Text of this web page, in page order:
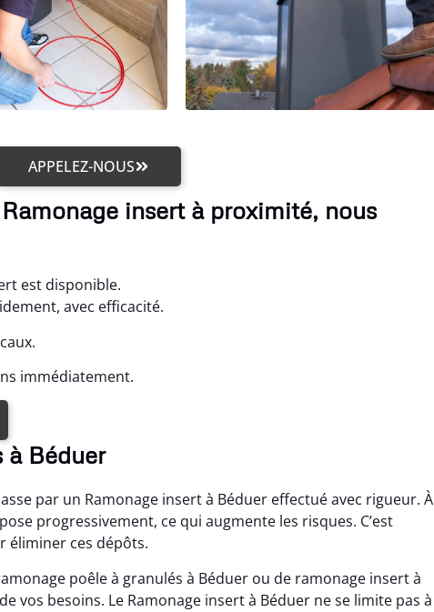
APPELEZ-NOUS
insert à proximité, nous
est disponible.
avec efficacité.
immédiatement.
à Béduer
par un Ramonage insert à Béduer effectué avec rigueur. À
progressivement, ce qui augmente les risques. C’est
éliminer ces dépôts.
poêle à granulés à Béduer ou de ramonage insert à
vos besoins. Le Ramonage insert à Béduer ne se limite pas à